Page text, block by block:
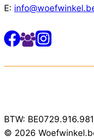
E:
BTW: BE0729.916.981
© 2026